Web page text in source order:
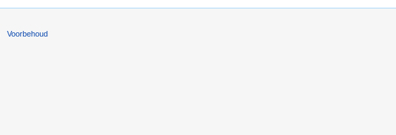
Voorbehoud